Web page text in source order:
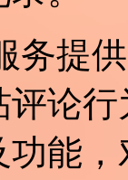
务提
评论
能